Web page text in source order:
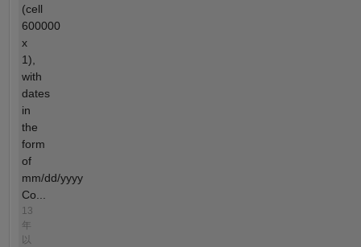
(cell
600000
x
1),
with
dates
in
the
form
of
mm/dd/yyyy
Co...
13
年
以